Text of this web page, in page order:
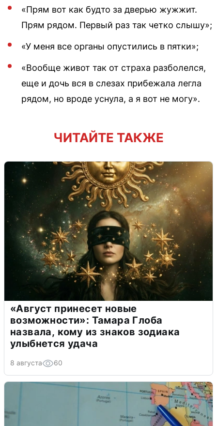
«Прям вот как будто за дверью жужжит.
Прям рядом. Первый раз так четко слышу»;
«У меня все органы опустились в пятки»;
«Вообще живот так от страха разболелся,
еще и дочь вся в слезах прибежала легла
рядом, но вроде уснула, а я вот не могу».
ЧИТАЙТЕ ТАКЖЕ
«Август принесет новые
возможности»: Тамара Глоба
назвала, кому из знаков зодиака
улыбнется удача
8 августа 60